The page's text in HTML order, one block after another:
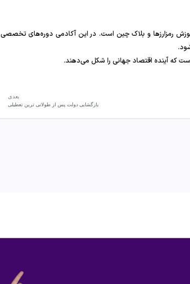
آموزش رمزارزها و بلاک چین است. در این آکادمی دوره‌های تخصصی
که آینده اقتصاد جهانی را شکل می‌دهند.
بعدی
بازگشایی دولت پس از طولانی ترین تعطیلی